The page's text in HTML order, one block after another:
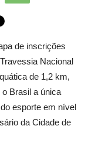
de inscrições
Nacional
de 1,2 km,
Brasil a única
esporte em nível
da Cidade de